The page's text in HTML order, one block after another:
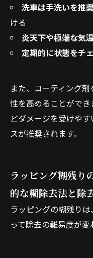
洗車は手洗いを推
ける
炎天下や極端な気
定期的に状態をチ
また、コーティング
性を高めることがで
どダメージを受けや
スが推奨されます。
ラッピング糊残り
的な糊除去法と除
ラッピングの糊残り
って除去の難易度が変